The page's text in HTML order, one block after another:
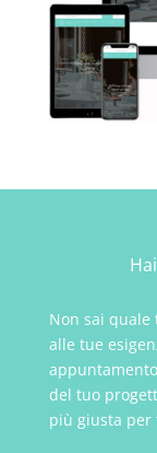
Non sai
alle tue
del tuo
più giusta per